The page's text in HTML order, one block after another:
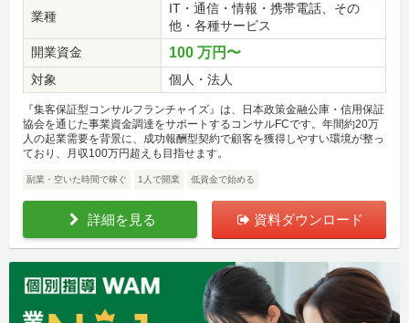
業種
IT・通信・情報・携帯電話、その
他・各種サービス
開業資金
100 万円〜
対象 個人・法人
『集客保証型コンサルフランチャイズ』は、日本政策金融公庫・信用保証
協会を通じた事業資金調達をサポートするコンサルFCです。年間約20万
人の起業需要を背景に、成功報酬型契約で顧客を獲得しやすい環境が整っ
ており、月収100万円超えも目指せます。
副業・空いた時間で稼ぐ 1人で開業 低資金で始める
詳細を見る 資料ダウンロード